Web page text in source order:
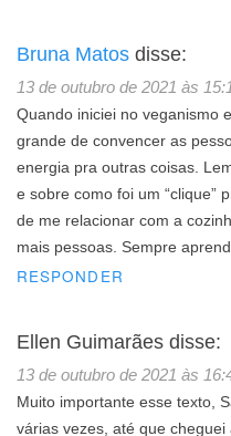
Bruna Matos disse:
13 de outubro de 2021 às
Quando iniciei no veganismo
grande de convencer as
energia pra outras coisas.
e sobre como foi um “clique”
de me relacionar com a
mais pessoas. Sempre
RESPONDER
Ellen Guimarães disse:
13 de outubro de 2021 às
Muito importante esse texto,
várias vezes, até que cheguei